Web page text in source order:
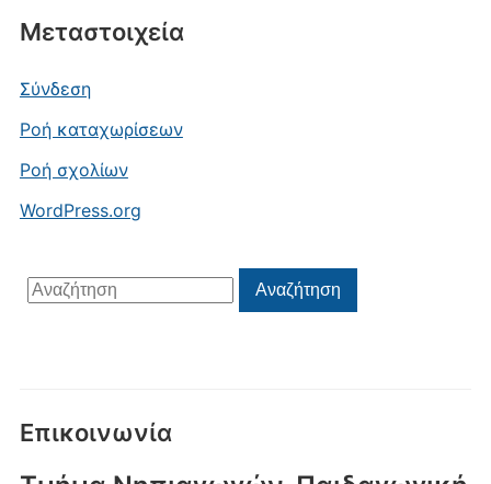
Μεταστοιχεία
Σύνδεση
Ροή καταχωρίσεων
Ροή σχολίων
WordPress.org
Αναζήτηση
για:
Αναζήτηση
Επικοινωνία